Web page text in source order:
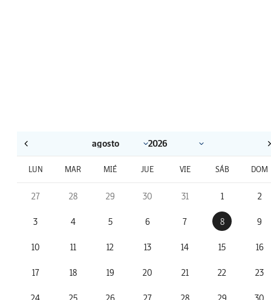
LUN MAR MIÉ JUE VIE SÁB DOM
27 28 29 30 31 1 2
3 4 5 6 7 8 9
10 11 12 13 14 15 16
17 18 19 20 21 22 23